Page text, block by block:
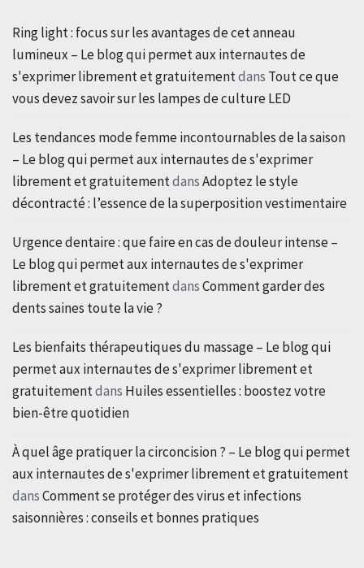
Ring light : focus sur les avantages de cet anneau
lumineux – Le blog qui permet aux internautes de
s'exprimer librement et gratuitementdans Tout ce que
vous devez savoir sur les lampes de culture LED
Les tendances mode femme incontournables de la saison
– Le blog qui permet aux internautes de s'exprimer
librement et gratuitementdansAdoptez le style
décontracté : l’essence de la superposition vestimentaire
Urgence dentaire : que faire en cas de douleur intense –
Le blog qui permet aux internautes de s'exprimer
librement et gratuitementdansComment garder des
dents saines toute la vie ?
Les bienfaits thérapeutiques du massage – Le blog qui
permet aux internautes de s'exprimer librement et
gratuitementdans Huiles essentielles : boostez votre
bien-être quotidien
À quel âge pratiquer la circoncision ? – Le blog qui permet
aux internautes de s'exprimer librement et gratuitement
dansComment se protéger des virus et infections
saisonnières : conseils et bonnes pratiques